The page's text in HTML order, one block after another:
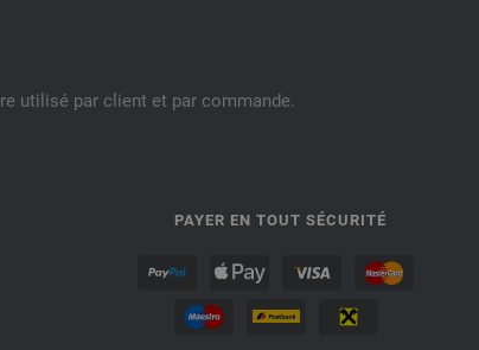
utilisé par client et par commande.
PAYER EN TOUT SÉCURITÉ